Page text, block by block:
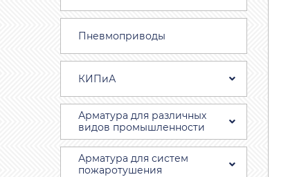
Пневмоприводы
КИПиА
Арматура для различных
видов промышленности
Арматура для систем
пожаротушения